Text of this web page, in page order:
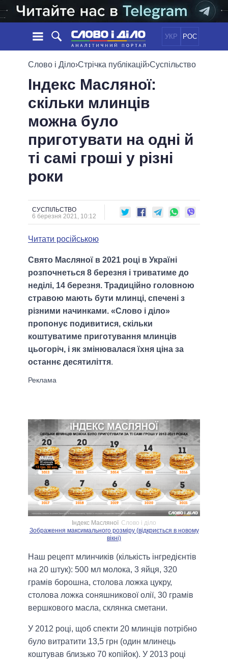
УКР РОС
НОВИНИ
СТРІЧКА
ПОДІЇ
СТАТТІ
ОГЛЯДИ
ДАЙДЖЕСТИ
ПОЛІТИКА
ЕКОНОМІКА
ОБIЦЯНКИ
ПОЛIТИКИ
УСІ ПОЛІТИКИ
ПРЕЗИДЕНТ І ОФІС
ВЕРХОВНА РАДА
КАБІНЕТ МІНІСТРІВ
МЕРИ МІСТ
ВСІ ПЕРСОНИ
ІНФОГРАФІКА
ВІДЕО
ПОРІВНЯННЯ ПОЛІТИКІВ
Слово і Діло›Стрічка публікацій›Суспільство
Індекс Масляної:
скільки млинців
можна було
приготувати на одні й
ті самі гроші у різні
роки
СУСПІЛЬСТВО
6 березня 2021, 10:12
Читати російською
Свято Масляної в 2021 році в Україні
розпочнеться 8 березня і триватиме до
неділі, 14 березня. Традиційно головною
стравою мають бути млинці, спечені з
різними начинками. «Слово і діло»
пропонує подивитися, скільки
коштуватиме приготування млинців
цьогоріч, і як змінювалася їхня ціна за
останнє десятиліття.
Індекс Масляної Слово і діло
Зображення максимального розміру (відкриється в новому
вікні)
Наш рецепт млинчиків (кількість інгредієнтів
на 20 штук): 500 мл молока, 3 яйця, 320
грамів борошна, столова ложка цукру,
столова ложка соняшникової олії, 30 грамів
вершкового масла, склянка сметани.
У 2012 році, щоб спекти 20 млинців потрібно
було витратити 13,5 грн (один млинець
коштував близько 70 копійок). У 2013 році